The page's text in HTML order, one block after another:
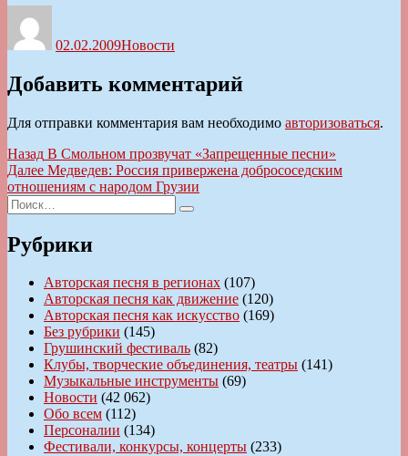
02.02.2009Новости
Добавить комментарий
Для отправки комментария вам необходимо авторизоваться.
Навигация
по
записям
Назад Предыдущая
запись:
В Смольном прозвучат «Запрещенные песни»
Далее Следующая
запись:
Медведев: Россия привержена добрососедским
отношениям с народом Грузии
Искать:
Поиск
Рубрики
Авторская песня в регионах (107)
Авторская песня как движение (120)
Авторская песня как искусство (169)
Без рубрики (145)
Грушинский фестиваль (82)
Клубы, творческие объединения, театры (141)
Музыкальные инструменты (69)
Новости (42 062)
Обо всем (112)
Персоналии (134)
Фестивали, конкурсы, концерты (233)